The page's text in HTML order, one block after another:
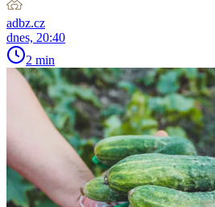
adbz.cz
dnes, 20:40
2 min